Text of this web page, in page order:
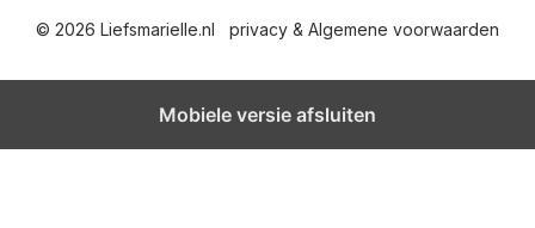
© 2026 Liefsmarielle.nl privacy & Algemene voorwaarden
Mobiele versie afsluiten